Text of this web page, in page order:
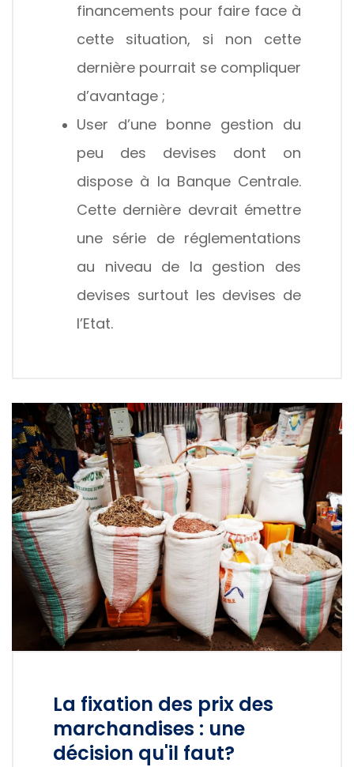
financements pour faire face à
cette situation, si non cette
dernière pourrait se compliquer
d’avantage ;
User d’une bonne gestion du
peu des devises dont on
dispose à la Banque Centrale.
Cette dernière devrait émettre
une série de réglementations
au niveau de la gestion des
devises surtout les devises de
l’Etat.
La fixation des prix des
marchandises : une
décision qu'il faut?